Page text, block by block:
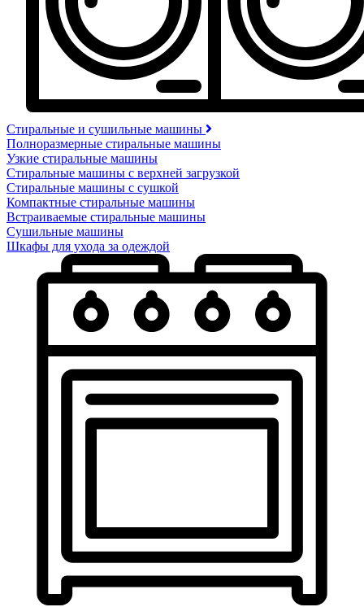
Стиральные и сушильные машины
Полноразмерные стиральные машины
Узкие стиральные машины
Стиральные машины с верхней загрузкой
Стиральные машины с сушкой
Компактные стиральные машины
Встраиваемые стиральные машины
Сушильные машины
Шкафы для ухода за одеждой